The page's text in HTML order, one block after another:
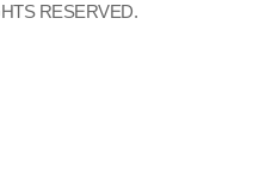
RESERVED.